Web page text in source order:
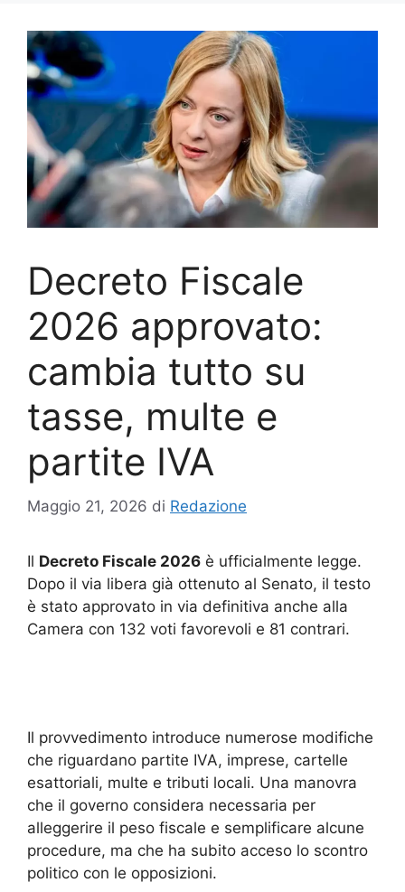
Decreto Fiscale
2026 approvato:
cambia tutto su
tasse, multe e
partite IVA
Maggio 21, 2026 di Redazione
Il Decreto Fiscale 2026 è ufficialmente legge.
Dopo il via libera già ottenuto al Senato, il testo
è stato approvato in via definitiva anche alla
Camera con 132 voti favorevoli e 81 contrari.
Il provvedimento introduce numerose modifiche
che riguardano partite IVA, imprese, cartelle
esattoriali, multe e tributi locali. Una manovra
che il governo considera necessaria per
alleggerire il peso fiscale e semplificare alcune
procedure, ma che ha subito acceso lo scontro
politico con le opposizioni.